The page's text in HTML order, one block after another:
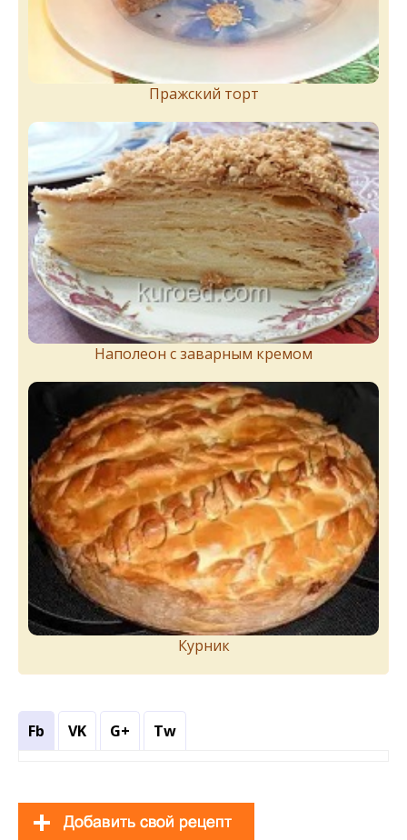
Пражский торт
Наполеон с заварным кремом
Курник
Fb VK G+ Tw